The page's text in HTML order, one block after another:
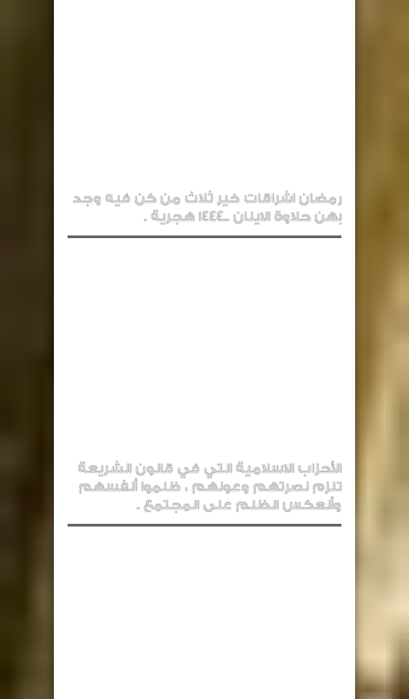
رمضان اشراقات خير ثلاث من كن فيه وجد
بهن حلاوة الاينان ..1444 هجرية .
الأحزاب الاسلامية التي في قانون الشريعة
تلزم نصرتهم وعونهم ، ظلموا أنفسهم
وأنعكس الظلم على المجتمع .